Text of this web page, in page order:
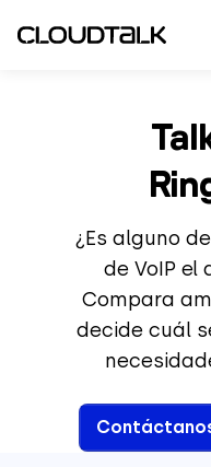
¿Es alguno
de VoIP el
Compara
decide cuál